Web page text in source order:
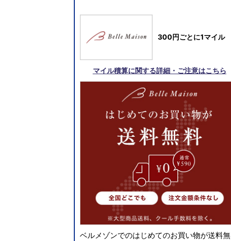
300円ごとに1マイル
マイル積算に関する詳細・ご注意はこちら
ベルメゾンでのはじめてのお買い物が送料無